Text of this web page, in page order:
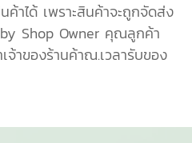
าได้ เพราะสินค้าจะถูกจัดส่ง
Shop Owner คุณลูกค้า
จ้าของร้านค้าณ.เวลารับของ